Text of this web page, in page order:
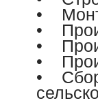
•
•
•
•
•